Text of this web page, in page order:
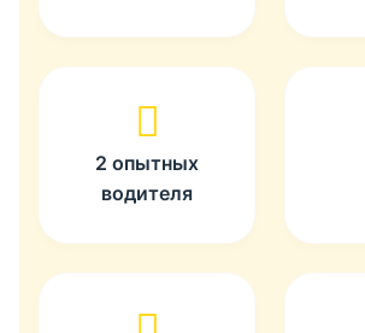
2 опытных
водителя